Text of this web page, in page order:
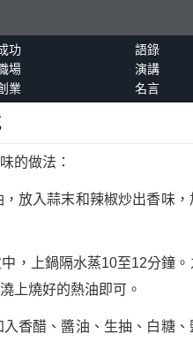
功 語錄
場 演講
業 名言
的做法：
放入蒜末和辣椒炒出香味，
，上鍋隔水蒸10至12分鐘
上燒好的熱油即可。
香醋、醬油、生抽、白糖